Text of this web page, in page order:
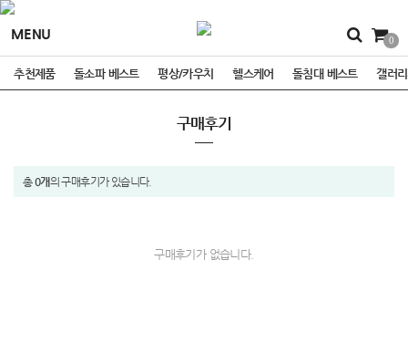
MENU 0
추천제품 돌소파 베스트 평상/카우치 헬스케어 돌침대 베스트 갤러
구매후기
총 0개의 구매후기가 있습니다.
구매후기가 없습니다.